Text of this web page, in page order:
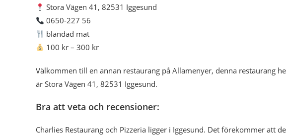
Stora Vägen 41, 82531 Iggesund
0650-227 56
blandad mat
100 kr – 300 kr
Välkommen till en annan restaurang på Allamenyer, denna restaurang
är Stora Vägen 41, 82531 Iggesund.
Bra att veta och recensioner:
Charlies Restaurang och Pizzeria ligger i Iggesund. Det förekommer att